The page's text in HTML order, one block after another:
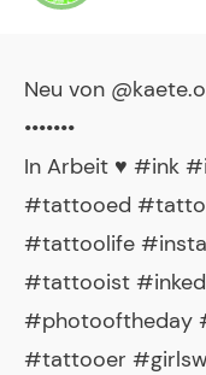
Neu von
•••••••
In Arbeit ♥️ #ink
#tattooed
#tattoolife
#tattooist
#photooftheday
#tattooer